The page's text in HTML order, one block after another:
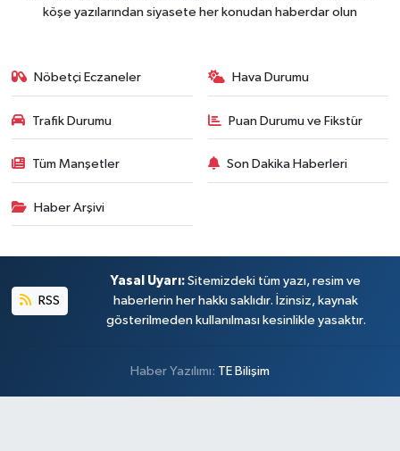
köşe yazılarından siyasete her konudan haberdar olun
Nöbetçi Eczaneler Hava Durumu
Trafik Durumu Puan Durumu ve Fikstür
Tüm Manşetler Son Dakika Haberleri
Haber Arşivi
RSS
Yasal Uyarı: Sitemizdeki tüm yazı, resim ve
haberlerin her hakkı saklıdır. İzinsiz, kaynak
gösterilmeden kullanılması kesinlikle yasaktır.
Haber Yazılımı: TE Bilişim